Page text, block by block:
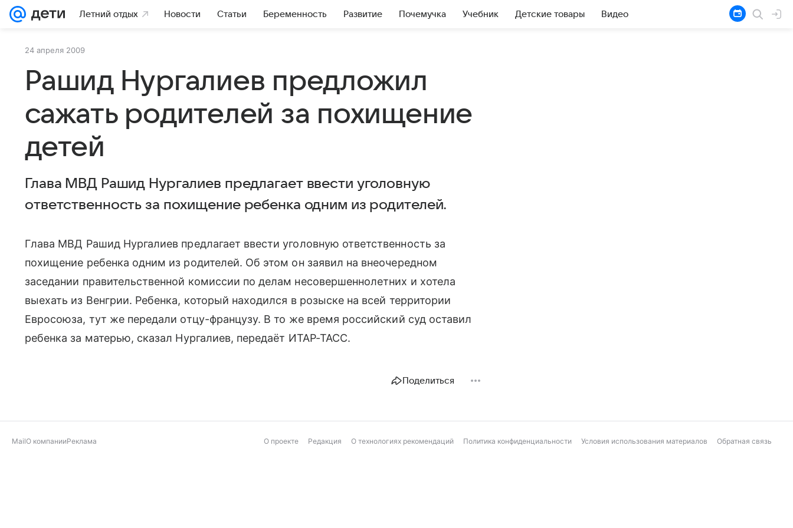
Летний отдых Новости Статьи Беременность Развитие Почемучка Учебник Детские товары Видео
24 апреля 2009
Рашид Нургалиев предложил
сажать родителей за похищение
детей
Глава МВД Рашид Нургалиев предлагает ввести уголовную
ответственность за похищение ребенка одним из родителей.
Глава МВД Рашид Нургалиев предлагает ввести уголовную ответственность за
похищение ребенка одним из родителей. Об этом он заявил на внеочередном
заседании правительственной комиссии по делам несовершеннолетних и хотела
выехать из Венгрии. Ребенка, который находился в розыске на всей территории
Евросоюза, тут же передали отцу-французу. В то же время российский суд оставил
ребенка за матерью, сказал Нургалиев, передаёт ИТАР-ТАСС.
Поделиться
MailО компанииРеклама О проекте Редакция О технологиях рекомендаций Политика конфиденциальности Условия использования материалов Обратная связь